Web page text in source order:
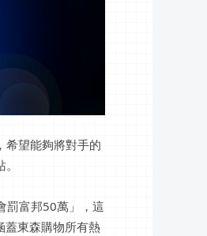
希望能夠將對手的
罰富邦50萬」，這
東森購物所有熱